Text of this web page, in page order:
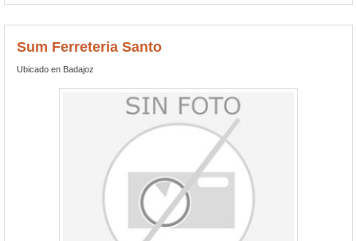
Sum Ferreteria Santo
Ubicado en Badajoz